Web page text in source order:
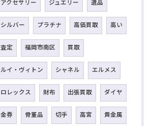
アクセサリー ジュエリー 遺品
シルバー プラチナ 高価買取 高い
査定 福岡市南区 買取
ルイ・ヴィトン シャネル エルメス
ロレックス 財布 出張買取 ダイヤ
金券 骨董品 切手 高宮 貴金属